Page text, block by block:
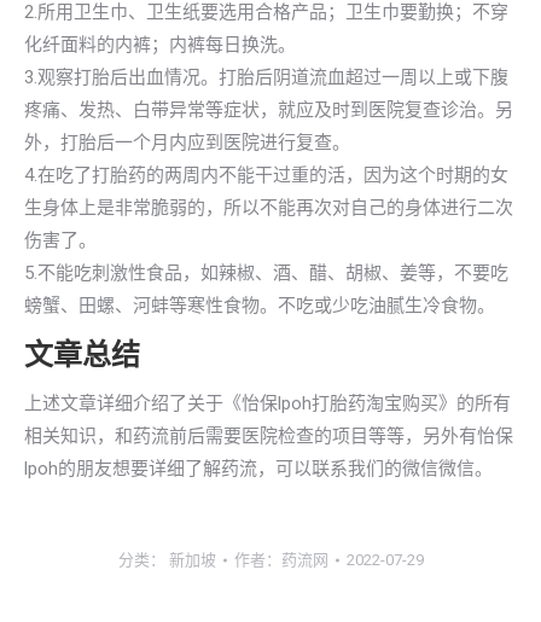
2.所用卫生巾、卫生纸要选用合格产品；卫生巾要勤换；不穿
化纤面料的内裤；内裤每日换洗。
3.观察打胎后出血情况。打胎后阴道流血超过一周以上或下腹
疼痛、发热、白带异常等症状，就应及时到医院复查诊治。另
外，打胎后一个月内应到医院进行复查。
4.在吃了打胎药的两周内不能干过重的活，因为这个时期的女
生身体上是非常脆弱的，所以不能再次对自己的身体进行二次
伤害了。
5.不能吃刺激性食品，如辣椒、酒、醋、胡椒、姜等，不要吃
螃蟹、田螺、河蚌等寒性食物。不吃或少吃油腻生冷食物。
文章总结
上述文章详细介绍了关于《怡保lpoh打胎药淘宝购买》的所有
相关知识，和药流前后需要医院检查的项目等等，另外有怡保
lpoh的朋友想要详细了解药流，可以联系我们的微信微信。
分类： 新加坡 作者： 药流网 2022-07-29